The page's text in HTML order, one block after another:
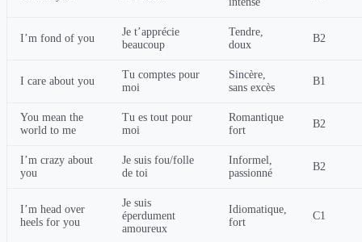
I’m fond of you
Je t’apprécie
beaucoup
Tendre,
doux
B2
I care about you
Tu comptes pour
moi
Sincère,
sans excès
B1
You mean the
world to me
Tu es tout pour
moi
Romantique
fort
B2
I’m crazy about
you
Je suis fou/folle
de toi
Informel,
passionné
B2
I’m head over
heels for you
Je suis
éperdument
amoureux
Idiomatique,
fort
C1